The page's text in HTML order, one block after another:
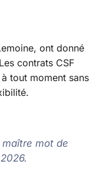
ont donné
contrats CSF
tout moment sans
mot de